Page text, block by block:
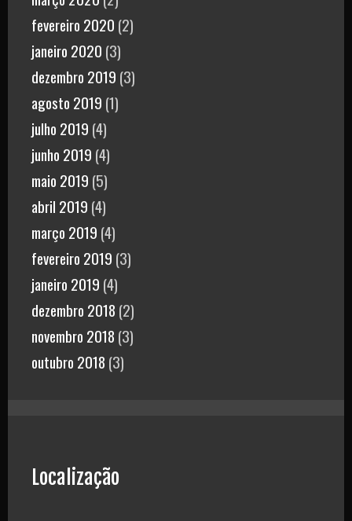
fevereiro 2020 (2)
janeiro 2020 (3)
dezembro 2019 (3)
agosto 2019 (1)
julho 2019 (4)
junho 2019 (4)
maio 2019 (5)
abril 2019 (4)
março 2019 (4)
fevereiro 2019 (3)
janeiro 2019 (4)
dezembro 2018 (2)
novembro 2018 (3)
outubro 2018 (3)
Localização